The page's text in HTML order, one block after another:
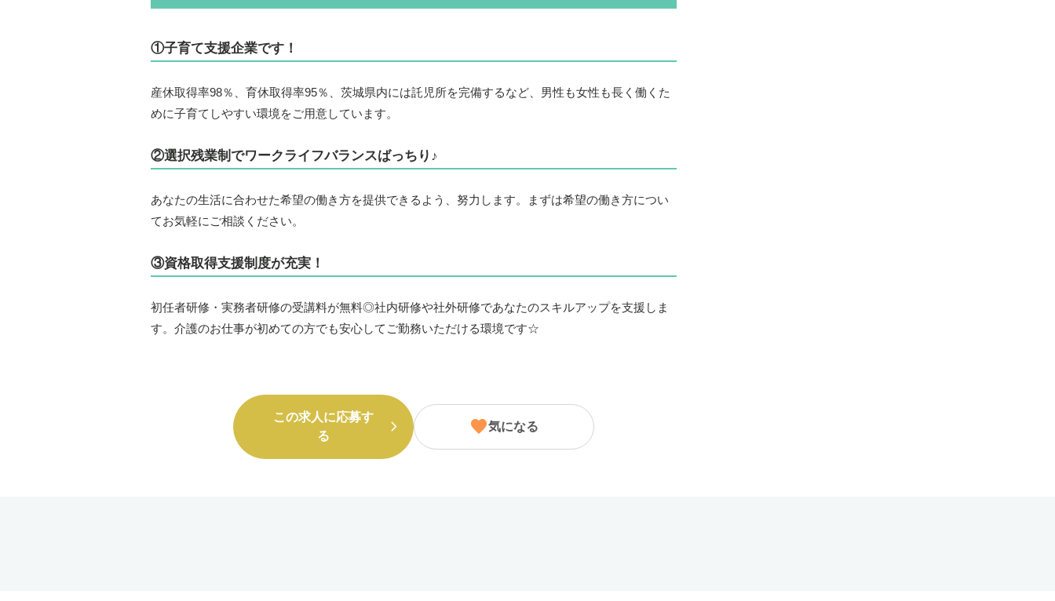
①子育て支援企業です！
産休取得率98％、育休取得率95％、茨城県内には託児所を完備するなど、男性も女性も長く働くた
めに子育てしやすい環境をご用意しています。
②選択残業制でワークライフバランスばっちり♪
あなたの生活に合わせた希望の働き方を提供できるよう、努力します。まずは希望の働き方につい
てお気軽にご相談ください。
③資格取得支援制度が充実！
初任者研修・実務者研修の受講料が無料◎社内研修や社外研修であなたのスキルアップを支援しま
す。介護のお仕事が初めての方でも安心してご勤務いただける環境です☆
この求人に応募す
る
気になる